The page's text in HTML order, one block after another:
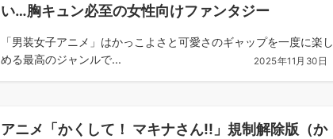
い…胸キュン必至の女性向けファンタジー
「男装女子アニメ」はかっこよさと可愛さのギャップを一度に楽し
める最高のジャンルで...
2025年11月30日
アニメ「かくして！ マキナさん!!」規制解除版（か